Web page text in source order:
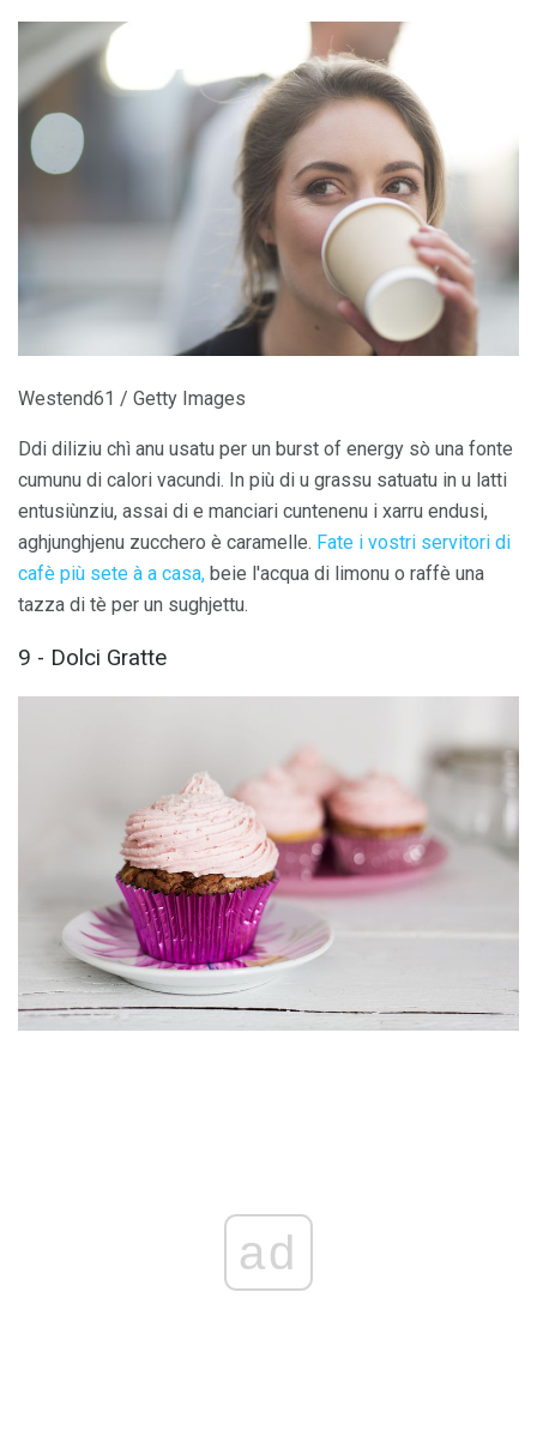
Westend61 / Getty Images
Ddi diliziu chì anu usatu per un burst of energy sò una fonte
cumunu di calori vacundi. In più di u grassu satuatu in u latti
entusiùnziu, assai di e manciari cuntenenu i xarru endusi,
aghjunghjenu zucchero è caramelle. Fate i vostri servitori di
cafè più sete à a casa, beie l'acqua di limonu o raffè una
tazza di tè per un sughjettu.
9 - Dolci Gratte
ad